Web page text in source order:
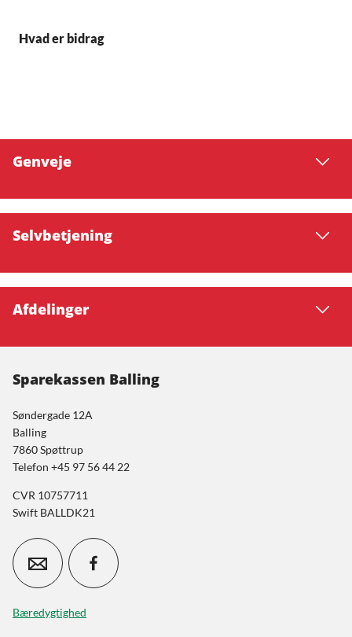
Hvad er bidrag
Genveje
Selvbetjening
Afdelinger
Sparekassen Balling
Søndergade 12A
Balling
7860 Spøttrup
Telefon +45 97 56 44 22
CVR 10757711
Swift BALLDK21
Bæredygtighed